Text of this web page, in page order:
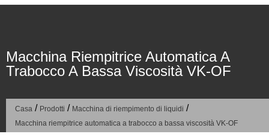
Macchina Riempitrice Automatica A
Trabocco A Bassa Viscosità VK-OF
Casa / Prodotti / Macchina di riempimento di liquidi /
Macchina riempitrice automatica a trabocco a bassa viscosità VK-OF